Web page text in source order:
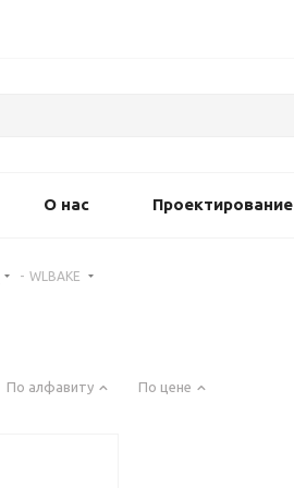
О нас Проектирование
- WLBAKE
По алфавиту По цене